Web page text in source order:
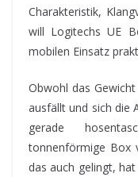
Charakteristik,
will Logitechs UE
mobilen Einsatz
Obwohl das
ausfällt und sich die
gerade
tonnenförmige Box
das auch gelingt,